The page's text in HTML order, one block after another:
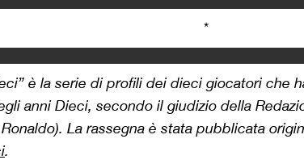
*
è la serie di profili dei dieci giocatori che
anni Dieci, secondo il giudizio della
La rassegna è stata pubblicata
.